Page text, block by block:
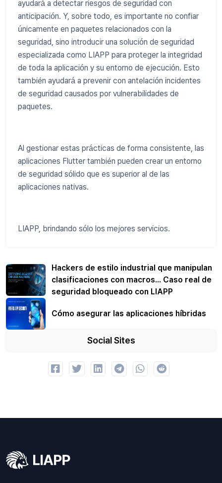
ayudará a detectar riesgos de seguridad con
anticipación. Y, sobre todo, es importante no confiar
únicamente en paquetes relacionados con la
seguridad, sino introducir una solución de seguridad
especializada como LIAPP para proteger la integridad
de toda la aplicación y su entorno de ejecución. Esto
también ayudará a prevenir con antelación incidentes
de seguridad causados ​​por vulnerabilidades de
paquetes.
Al gestionar estas prácticas de forma consistente, las
aplicaciones Flutter también pueden crear un entorno
de seguridad sólido que es superior al de las
aplicaciones nativas.
LIAPP, brindando sólo los mejores servicios.
Hackers de estilo industrial que manipulan
clasificaciones con macros... Caso real de
seguridad bloqueado con LIAPP
Cómo asegurar las aplicaciones híbridas
Social Sites